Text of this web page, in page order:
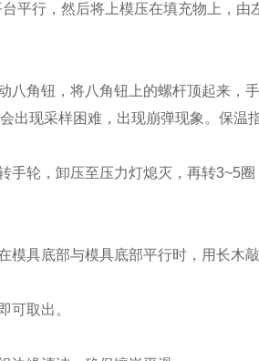
平行，然后将上模压在填充物上，
八角钮，将八角钮上的螺杆顶起来，
出现采样困难，出现崩弹现象。保温
手轮，卸压至压力灯熄灭，再转3~5
模具底部与模具底部平行时，用长木
可取出。